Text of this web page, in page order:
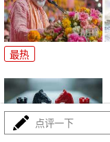
最热
点评一下